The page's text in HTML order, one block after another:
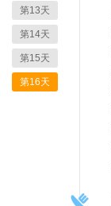
第13天
第14天
第15天
第16天